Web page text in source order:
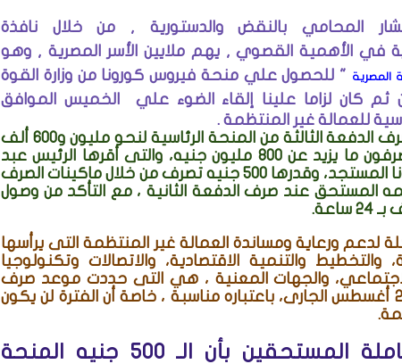
المحامي بالنقض والدستورية , من خلال نافذة
في الأهمية القصوي , يهم ملايين الأسر المصرية , وهو
المصرية " للحصول علي منحة فيروس كورونا من وزارة القوة
ثم كان لزاما علينا إلقاء الضوء علي
الخميس الموافق
ينتهى، يوم 20/8/2020 الخميس، الموعد المحدد لصرف الدفعة الثالثة من المنحة الرئاسية لنحو مليون و600 ألف
و216 عاملا غير منتظم، الذى استمر لمدة 5 أيام، يصرفون ما يزيد عن 800 مليون جنيه، والتى أقرها الرئيس عبد
الفتاح السيسى لهذه الفئة المتضررة من فيروس كورونا المستجد، وقدرها 500 جنيه تصرف من خلال ماكينات الصرف
المستحق عند صرف الدفعة الثانية ، مع التأكد من وصول
لدعم ورعاية ومساندة العمالة غير المنتظمة التى يرأسها
والتنمية الاقتصادية، والاتصالات وتكنولوجيا
الاجتماعي، والجهات المعنية ، هي التى حددت موعد صرف
الدفعة الثالثة خلال الأيام الخمس من الأحد 16 إلى 20 أغسطس الجارى، باعتباره مناسبة ، خاصة أن الفترة لن يكون
وزير القوى العاملة المستحقين بأن الـ 500 جنيه المنحة